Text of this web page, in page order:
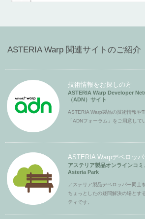
ASTERIA Warp 関連サイトのご紹介
技術情報をお探しの方
ASTERIA Warp Developer
（ADN）サイト
ASTERIA Warp製品の技術情報や
「ADNフォーラム」をご用意して
ASTERIA Warpデベロッ
アステリア製品オンラインコミ
Asteria Park
アステリア製品デベロッパー同士
ちょっとしたの疑問解決の場とす
ティです。